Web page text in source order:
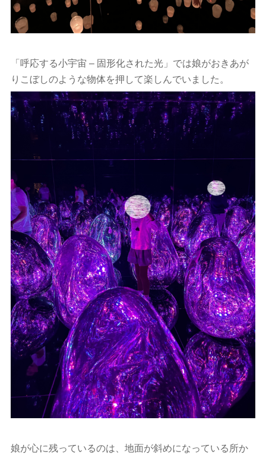
「呼応する小宇宙 – 固形化された光」では娘がおきあが
りこぼしのような物体を押して楽しんでいました。
娘が心に残っているのは、地面が斜めになっている所か